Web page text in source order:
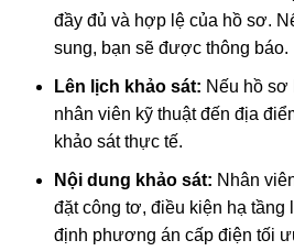
đầy đủ và hợp lệ của hồ sơ.
sung, bạn sẽ được thông báo.
Lên lịch khảo sát: Nếu hồ
nhân viên kỹ thuật đến địa
khảo sát thực tế.
Nội dung khảo sát: Nhân
đặt công tơ, điều kiện hạ
định phương án cấp điện tối